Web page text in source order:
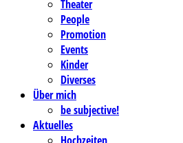
Theater
People
Promotion
Events
Kinder
Diverses
Über mich
be subjective!
Aktuelles